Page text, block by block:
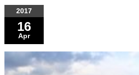
2017
16
Apr